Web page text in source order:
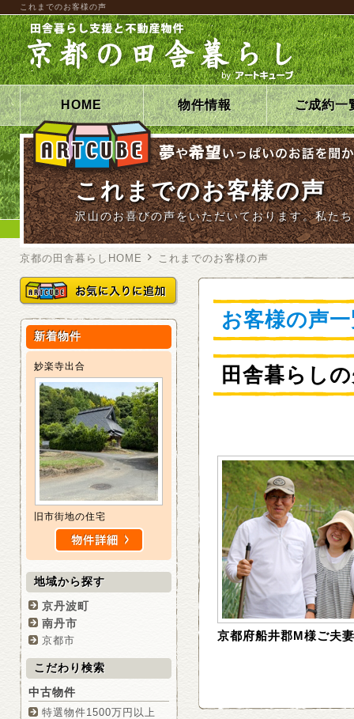
これまでのお客様の声
HOME 物件情報 ご成約一
これまでのお客様の声
沢山のお喜びの声をいただいております。私た
京都の田舎暮らしHOME これまでのお客様の声
お客様の声
田舎暮らし
京都府船井郡M様ご夫妻
新着物件
妙楽寺出合
旧市街地の住宅
地域から探す
京丹波町
南丹市
京都市
こだわり検索
中古物件
特選物件1500万円以上